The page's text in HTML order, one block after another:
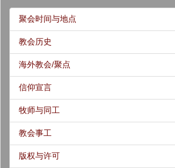
聚会时间与地点
教会历史
海外教会/聚点
信仰宣言
牧师与同工
教会事工
版权与许可